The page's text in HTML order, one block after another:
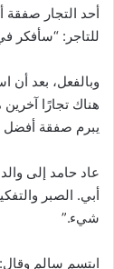
أحد التجار صفقة
للتاجر: “سأفكر
وبالفعل، بعد
هناك تجارًا
يبرم صفقة أفضل
عاد حامد إلى
أبي. الصبر
شيء.”
ابتسم سالم